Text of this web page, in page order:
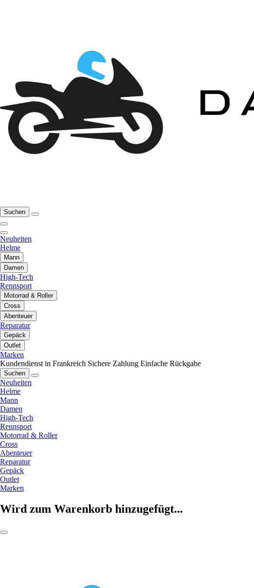
Suchen
Neuheiten
Helme
Mann
Damen
High-Tech
Rennsport
Motorrad & Roller
Cross
Abenteuer
Reparatur
Gepäck
Outlet
Marken
Kundendienst in Frankreich Sichere Zahlung Einfache Rückgabe
Suchen
Neuheiten
Helme
Mann
Damen
High-Tech
Rennsport
Motorrad & Roller
Cross
Abenteuer
Reparatur
Gepäck
Outlet
Marken
Wird zum Warenkorb hinzugefügt...